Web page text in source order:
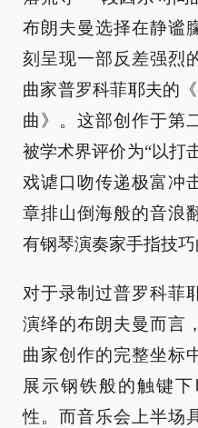
布朗夫曼选择在静谧
刻呈现一部反差强
曲家普罗科菲耶夫的
曲》。这部创作于第
被学术界评价为“以打
戏谑口吻传递极富冲
章排山倒海般的音浪
有钢琴演奏家手指技巧
对于录制过普罗科菲
演绎的布朗夫曼而言
曲家创作的完整坐标
展示钢铁般的触键
性。而音乐会上半场